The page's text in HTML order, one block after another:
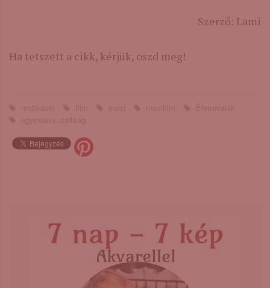
Szerző: Lami
Ha tetszett a cikk, kérjük, oszd meg!